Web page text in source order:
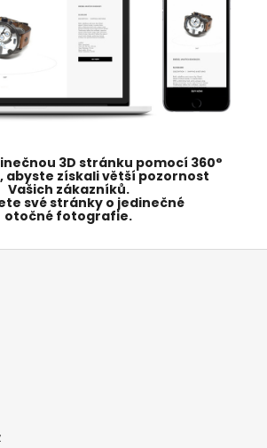
3D stránku pomocí 360°
získali větší pozornost
Vašich zákazníků.
své stránky o jedinečné
otočné fotografie.